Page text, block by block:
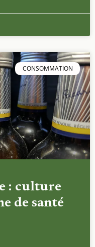
CONSOMMATION
: culture
de santé